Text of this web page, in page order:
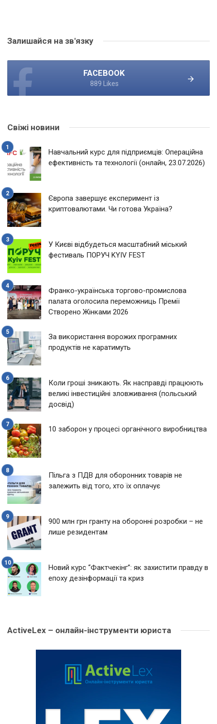
Залишайся на зв'язку
FACEBOOK
889 Likes
Свіжі новини
Навчальний курс для підприємців: Операційна
ефективність та технології (онлайн, 23.07.2026)
Європа завершує експеримент із
криптовалютами. Чи готова Україна?
У Києві відбудеться масштабний міський
фестиваль ПОРУЧ KYIV FEST
Франко-українська торгово-промислова
палата оголосила переможниць Премії
Створено Жінками 2026
За використання ворожих програмних
продуктів не каратимуть
Коли гроші зникають. Як насправді працюють
великі інвестиційні зловживання (польський
досвід)
10 заборон у процесі органічного виробництва
Пільга з ПДВ для оборонних товарів не
залежить від того, хто їх оплачує
900 млн грн гранту на оборонні розробки – не
лише резидентам
Новий курс “Фактчекінг”: як захистити правду в
епоху дезінформації та криз
ActiveLex – онлайн-інструменти юриста